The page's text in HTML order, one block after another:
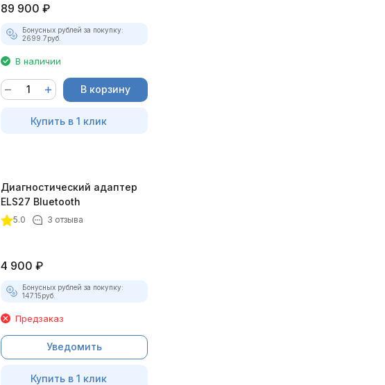
89 900 ₽
Бонусных рублей за покупку:
2699.7руб.
В наличии
В корзину
Купить в 1 клик
Диагностический адаптер
ELS27 Bluetooth
5.0 3 отзыва
4 900 ₽
Бонусных рублей за покупку:
147.15руб.
Предзаказ
Уведомить
Купить в 1 клик